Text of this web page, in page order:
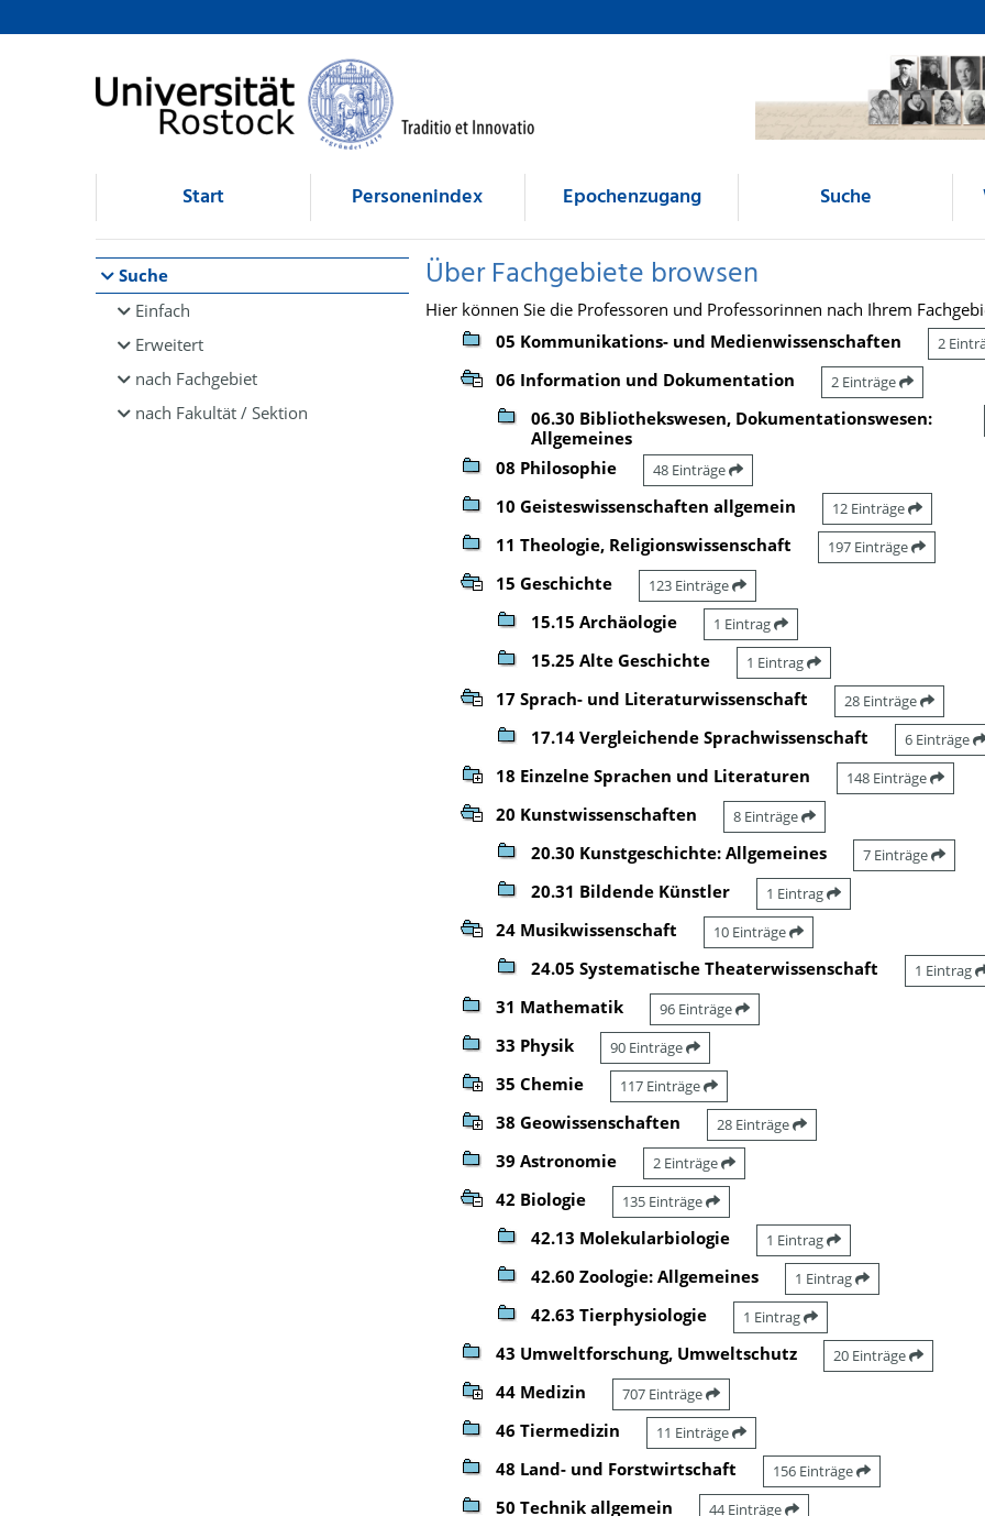
Browsen
direkt zum Inhalt
Start Personenindex Epochenzugang Suche
Suche
Einfach
Erweitert
nach Fachgebiet
nach Fakultät / Sektion
Über Fachgebiete browsen
Hier können Sie die Professoren und Professorinnen nach Ihrem
05 Kommunikations- und Medienwissenschaften
2
06 Information und Dokumentation 2 Einträge
06.30 Bibliothekswesen, Dokumentationswesen:
Allgemeines
08 Philosophie 48 Einträge
10 Geisteswissenschaften allgemein 12 Einträge
11 Theologie, Religionswissenschaft 197 Einträge
15 Geschichte 123 Einträge
15.15 Archäologie 1 Eintrag
15.25 Alte Geschichte 1 Eintrag
17 Sprach- und Literaturwissenschaft 28 Einträge
17.14 Vergleichende Sprachwissenschaft 6 Einträge
18 Einzelne Sprachen und Literaturen 148 Einträge
20 Kunstwissenschaften 8 Einträge
20.30 Kunstgeschichte: Allgemeines 7 Einträge
20.31 Bildende Künstler 1 Eintrag
24 Musikwissenschaft 10 Einträge
24.05 Systematische Theaterwissenschaft 1 Eintrag
31 Mathematik 96 Einträge
33 Physik 90 Einträge
35 Chemie 117 Einträge
38 Geowissenschaften 28 Einträge
39 Astronomie 2 Einträge
42 Biologie 135 Einträge
42.13 Molekularbiologie 1 Eintrag
42.60 Zoologie: Allgemeines 1 Eintrag
42.63 Tierphysiologie 1 Eintrag
43 Umweltforschung, Umweltschutz 20 Einträge
44 Medizin 707 Einträge
46 Tiermedizin 11 Einträge
48 Land- und Forstwirtschaft 156 Einträge
50 Technik allgemein 44 Einträge